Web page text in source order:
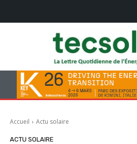
Accueil Actu solaire
ACTU SOLAIRE